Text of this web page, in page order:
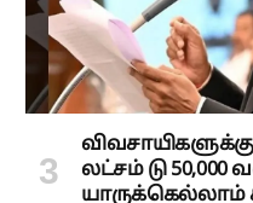
விவசாயிகளுக்கு
லட்சம் டு 50,000
யாருக்கெல்லாம்